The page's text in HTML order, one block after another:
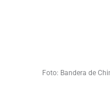
Foto: Bandera de